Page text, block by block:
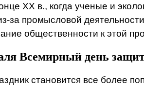
XX в., когда ученые и
за промысловой
общественности к этой
Всемирный день
становится все более